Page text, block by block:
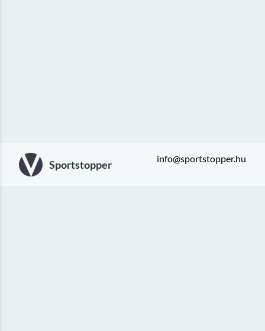
Sportstopper info@sportstopper.hu